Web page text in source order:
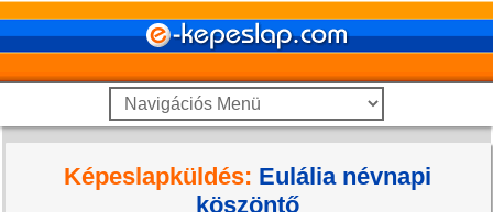
Képeslapküldés: Eulália névnapi
köszöntő